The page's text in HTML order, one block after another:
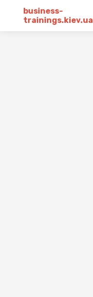
business-
trainings.kiev.ua